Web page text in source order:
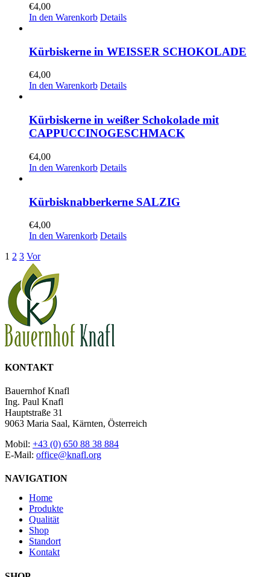
€4,00
In den Warenkorb Details
Kürbiskerne in WEISSER SCHOKOLADE
€4,00
In den Warenkorb Details
Kürbiskerne in weißer Schokolade mit
CAPPUCCINOGESCHMACK
€4,00
In den Warenkorb Details
Kürbisknabberkerne SALZIG
€4,00
In den Warenkorb Details
1 2 3 Vor
KONTAKT
Bauernhof Knafl
Ing. Paul Knafl
Hauptstraße 31
9063 Maria Saal, Kärnten, Österreich
Mobil: +43 (0) 650 88 38 884
E-Mail: office@knafl.org
NAVIGATION
Home
Produkte
Qualität
Shop
Standort
Kontakt